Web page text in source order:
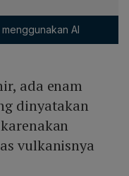
AI
ada enam
dinyatakan
vulkanisnya